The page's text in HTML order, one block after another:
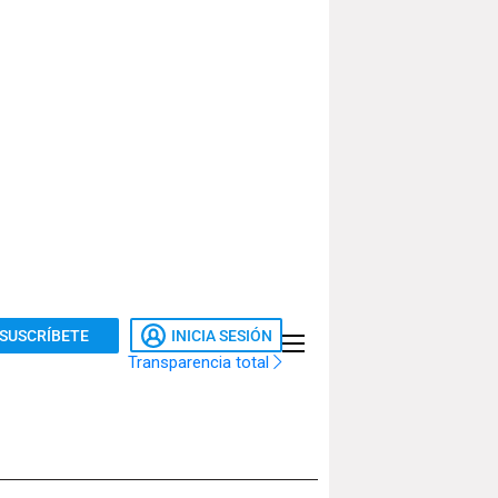
SUSCRÍBETE INICIA SESIÓN
Transparencia total